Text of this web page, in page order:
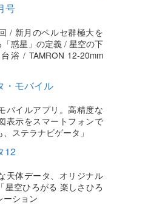
号
/ 新月のペルセ群極大を
惑星」の定義 / 星空の下
浴 / TAMRON 12-20mm
・モバイル
バイルアプリ。高精度な
表示をスマートフォンで
、ステラナビゲータ」
12
天体データ、オリジナル
星空ひろがる 楽しさひろ
ーション